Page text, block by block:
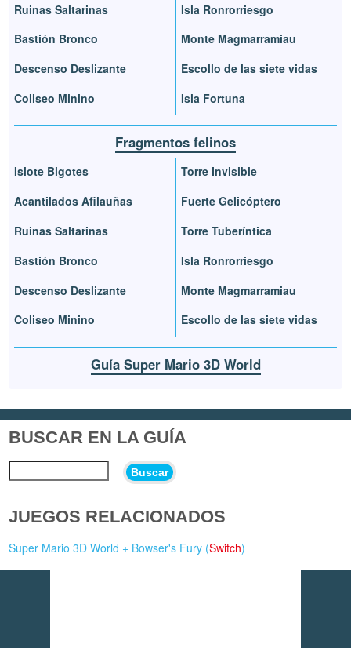
Ruinas Saltarinas
Bastión Bronco
Descenso Deslizante
Coliseo Minino
Isla Ronrorriesgo
Monte Magmarramiau
Escollo de las siete vidas
Isla Fortuna
Fragmentos felinos
Islote Bigotes
Acantilados Afilauñas
Ruinas Saltarinas
Bastión Bronco
Descenso Deslizante
Coliseo Minino
Torre Invisible
Fuerte Gelicóptero
Torre Tuberíntica
Isla Ronrorriesgo
Monte Magmarramiau
Escollo de las siete vidas
Guía Super Mario 3D World
BUSCAR EN LA GUÍA
Buscar
JUEGOS RELACIONADOS
Super Mario 3D World + Bowser's Fury (Switch)